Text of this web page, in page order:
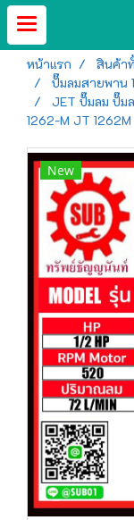
หน้าแรก สินค้า
ปั๊มลมสายพาน
JET ปั๊มลม ปั๊ม
1262-M JT 1262M
New